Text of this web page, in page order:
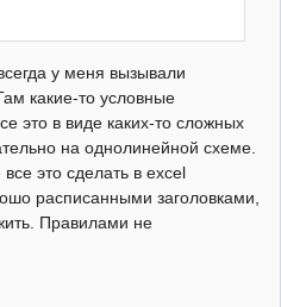
у меня вызывали
какие-то условные
это в виде каких-то сложных
на однолинейной схеме.
это сделать в excel
расписанными заголовками,
Правилами не